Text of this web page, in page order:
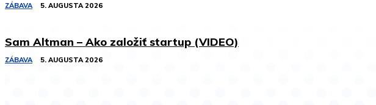
ZÁBAVA 5. AUGUSTA 2026
Sam Altman – Ako založiť startup (VIDEO)
ZÁBAVA 5. AUGUSTA 2026